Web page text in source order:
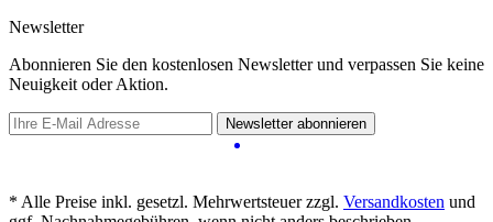
Newsletter
Abonnieren Sie den kostenlosen Newsletter und verpassen Sie keine
Neuigkeit oder Aktion.
Newsletter abonnieren
* Alle Preise inkl. gesetzl. Mehrwertsteuer zzgl. Versandkosten und